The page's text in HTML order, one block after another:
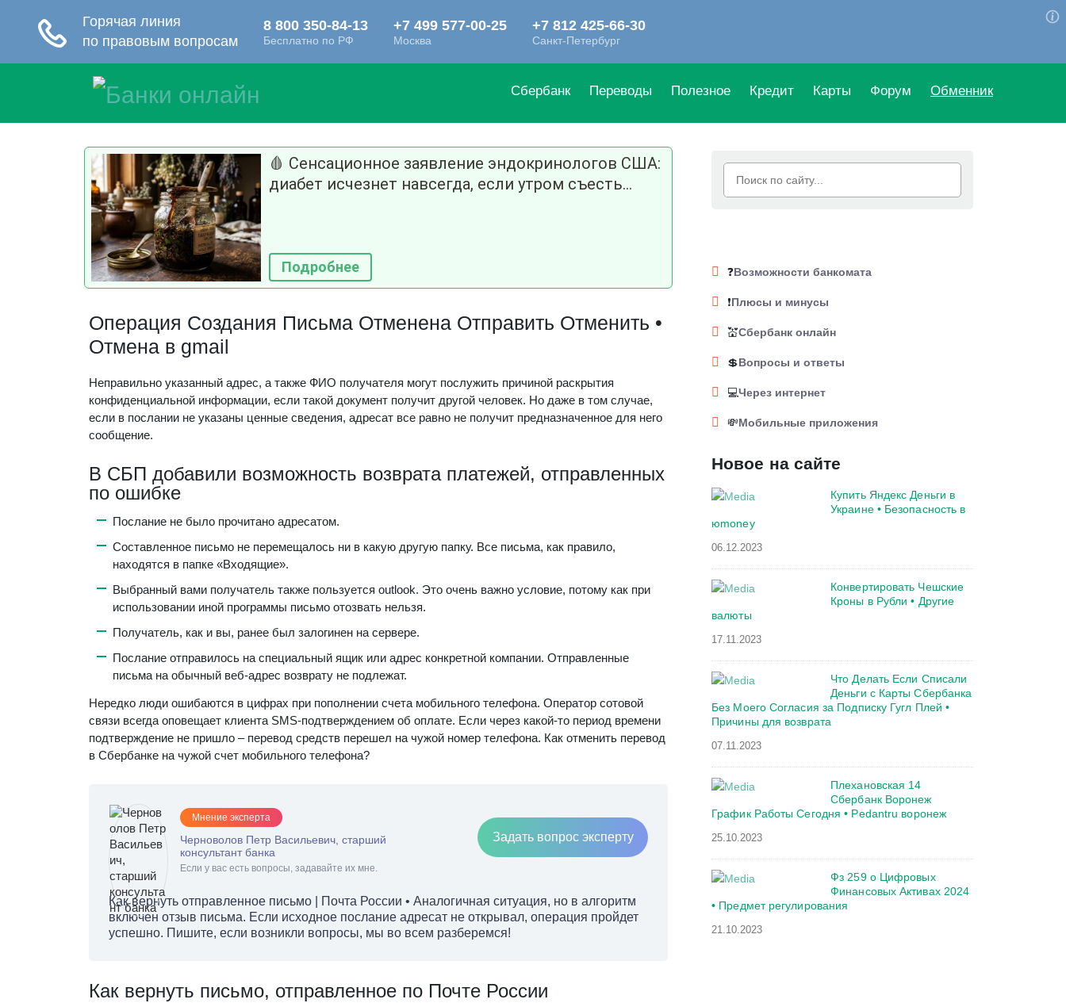
Сбербанк Переводы Полезное Кредит Карты Форум Обменник
🩸 Сенсационное заявление эндокринологов США:
диабет исчезнет навсегда, если утром съесть...
Подробнее
Операция Создания Письма Отменена Отправить Отменить •
Отмена в gmail
Неправильно указанный адрес, а также ФИО получателя могут послужить причиной раскрытия
конфиденциальной информации, если такой документ получит другой человек. Но даже в том случае,
если в послании не указаны ценные сведения, адресат все равно не получит предназначенное для него
сообщение.
В СБП добавили возможность возврата платежей, отправленных
по ошибке
Послание не было прочитано адресатом.
Составленное письмо не перемещалось ни в какую другую папку. Все письма, как правило,
находятся в папке «Входящие».
Выбранный вами получатель также пользуется outlook. Это очень важно условие, потому как при
использовании иной программы письмо отозвать нельзя.
Получатель, как и вы, ранее был залогинен на сервере.
Послание отправилось на специальный ящик или адрес конкретной компании. Отправленные
письма на обычный веб-адрес возврату не подлежат.
Нередко люди ошибаются в цифрах при пополнении счета мобильного телефона. Оператор сотовой
связи всегда оповещает клиента SMS-подтверждением об оплате. Если через какой-то период времени
подтверждение не пришло – перевод средств перешел на чужой номер телефона. Как отменить перевод
в Сбербанке на чужой счет мобильного телефона?
Мнение эксперта
Черноволов Петр Васильевич, старший
консультант банка
Если у вас есть вопросы, задавайте их мне.
Задать вопрос эксперту
Как вернуть отправленное письмо | Почта России • Аналогичная ситуация, но в алгоритм
включен отзыв письма. Если исходное послание адресат не открывал, операция пройдет
успешно. Пишите, если возникли вопросы, мы во всем разберемся!
Как вернуть письмо, отправленное по Почте России
❓Возможности банкомата
❗Плюсы и минусы
💒Сбербанк онлайн
💲Вопросы и ответы
💻Через интернет
💸Мобильные приложения
Новое на сайте
Купить Яндекс Деньги в
Украине • Безопасность в
юmoney
06.12.2023
Конвертировать Чешские
Кроны в Рубли • Другие
валюты
17.11.2023
Что Делать Если Списали
Деньги с Карты Сбербанка
Без Моего Согласия за Подписку Гугл Плей •
Причины для возврата
07.11.2023
Плехановская 14
Сбербанк Воронеж
График Работы Сегодня • Pedantru воронеж
25.10.2023
Фз 259 о Цифровых
Финансовых Активах 2024
• Предмет регулирования
21.10.2023